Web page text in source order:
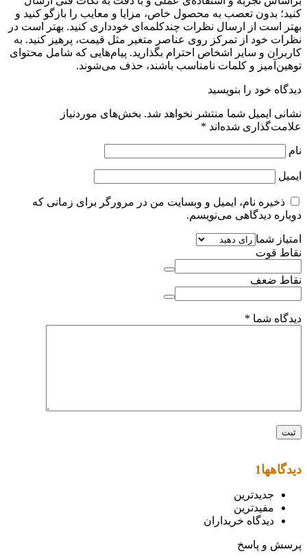
کنید؛ بدون تعصب به محصول خاص، مزایا و معایب را بازگو کنید و
بهتر است از ارسال نظرات چندکلمه‌‌ای خودداری کنید. بهتر است در
نظرات خود از تمرکز روی عناصر متغیر مثل قیمت، پرهیز کنید. به
کاربران و سایر اشخاص احترام بگذارید. پیام‌هایی که شامل محتوای
توهین‌آمیز و کلمات نامناسب باشند، حذف می‌شوند.
دیدگاه خود را بنویسید
نشانی ایمیل شما منتشر نخواهد شد. بخش‌های موردنیاز
علامت‌گذاری شده‌اند *
نام
ایمیل
ذخیره نام، ایمیل و وبسایت من در مرورگر برای زمانی که
دوباره دیدگاهی می‌نویسم.
امتیاز شما
نقاط قوت
نقاط ضعف
دیدگاه شما *
دیدگاهها 1
جدیدترین
مفیدترین
دیدگاه خریداران
پرسش و پاسخ